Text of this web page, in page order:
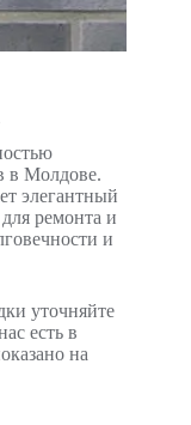
в Молдове.
элегантный
ремонта и
и
уточняйте
есть в
на